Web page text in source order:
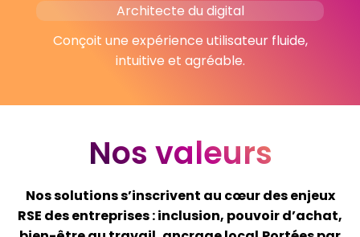
Architecte du digital
Conçoit une expérience utilisateur fluide,
intuitive et agréable.
Nos valeurs
Nos solutions s’inscrivent au cœur des enjeux
RSE des entreprises : inclusion, pouvoir d’achat,